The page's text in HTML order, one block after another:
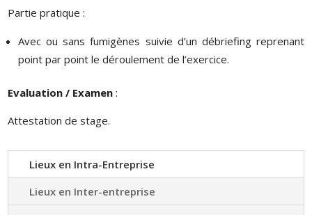
Partie pratique :
Avec ou sans fumigènes suivie d’un débriefing reprenant
point par point le déroulement de l’exercice.
Evaluation / Examen :
Attestation de stage.
Lieux en Intra-Entreprise
Lieux en Inter-entreprise